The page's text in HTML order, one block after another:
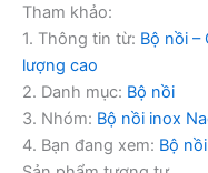
Tham khảo:
1. Thông tin từ: Bộ nồi
lượng cao
2. Danh mục: Bộ nồi
3. Nhóm: Bộ nồi inox
4. Bạn đang xem: Bộ